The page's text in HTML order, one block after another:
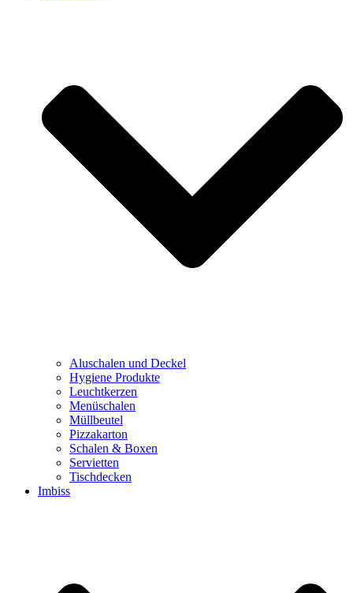
Aluschalen und Deckel
Hygiene Produkte
Leuchtkerzen
Menüschalen
Müllbeutel
Pizzakarton
Schalen & Boxen
Servietten
Tischdecken
Imbiss